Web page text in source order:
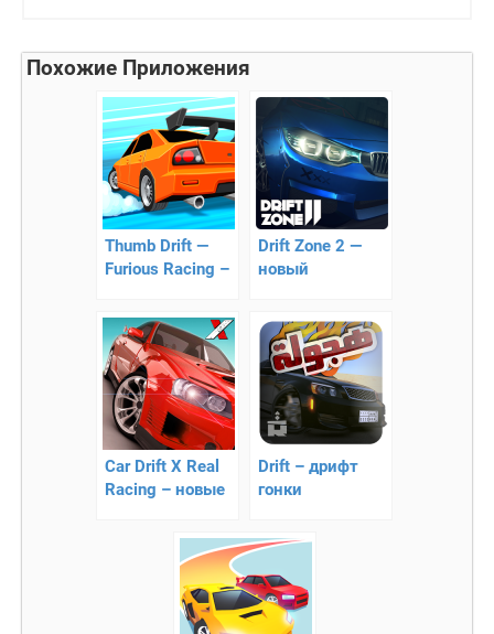
Похожие Приложения
Thumb Drift —
Furious Racing –
симулятор
дрифта
Drift Zone 2 —
новый
Андроид
Car Drift X Real
Racing – новые
Drift – дрифт
гонки